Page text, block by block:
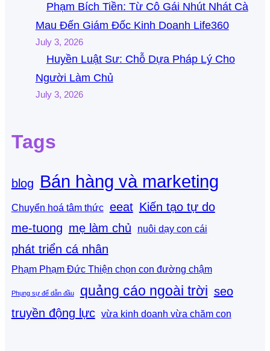
Phạm Bích Tiền: Từ Cô Gái Nhút Nhát Cà
Mau Đến Giám Đốc Kinh Doanh Life360
July 3, 2026
Huyền Luật Sư: Chỗ Dựa Pháp Lý Cho
Người Làm Chủ
July 3, 2026
Tags
blog Bán hàng và marketing
Chuyển hoá tâm thức eeat Kiến tạo tự do
me-tuong mẹ làm chủ nuôi dạy con cái
phát triển cá nhân
Phạm Phạm Đức Thiện chọn con đường chậm
Phụng sự để dẫn đầu quảng cáo ngoài trời seo
truyền động lực vừa kinh doanh vừa chăm con